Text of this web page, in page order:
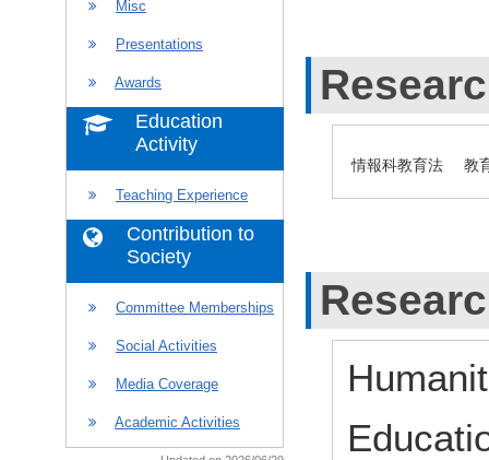
Misc
Presentations
Awards
Education
Activity
Teaching Experience
Contribution to
Society
Committee Memberships
Social Activities
Media Coverage
Academic Activities
情報科教育法 教